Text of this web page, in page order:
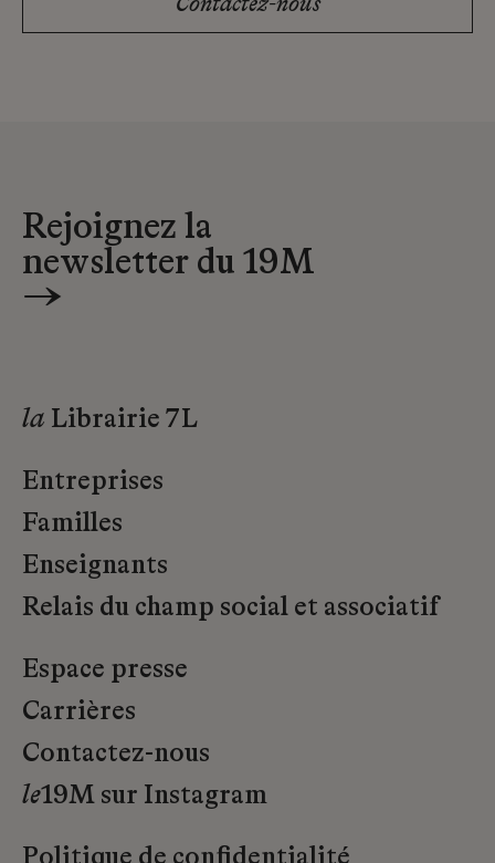
Contactez-nous
Rejoignez la
newsletter du 19M
→
la Librairie 7L
Entreprises
Familles
Enseignants
Relais du champ social et associatif
Espace presse
Carrières
Contactez-nous
le19M sur Instagram